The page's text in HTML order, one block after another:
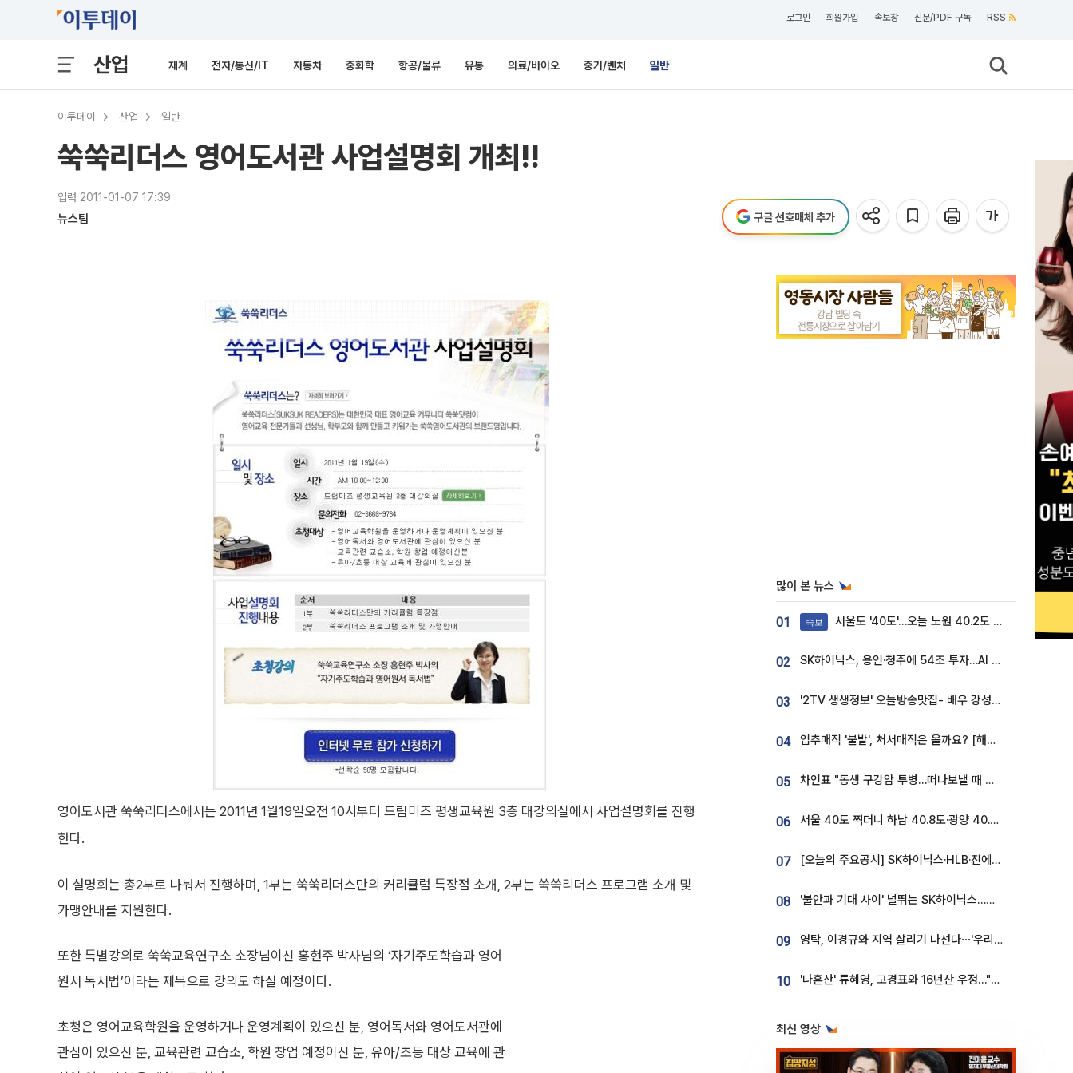
로그인 회원가입 속보창 신문/PDF 구독 RSS
산업 재계 전자/통신/IT 자동차 중화학 항공/물류 유통 의료/바이오 중기/벤처 일반
이투데이 산업 일반
쑥쑥리더스 영어도서관 사업설명회 개최!!
입력 2011-01-07 17:39
뉴스팀 구글 선호매체 추가
영어도서관 쑥쑥리더스에서는 2011년 1월19일오전 10시부터 드림미즈 평생교육원 3층 대강의실에서 사업설명회를 진행
한다.
이 설명회는 총2부로 나눠서 진행하며, 1부는 쑥쑥리더스만의 커리큘럼 특장점 소개, 2부는 쑥쑥리더스 프로그램 소개 및
가맹안내를 지원한다.
또한 특별강의로 쑥쑥교육연구소 소장님이신 홍현주 박사님의 ‘자기주도학습과 영어
원서 독서법’이라는 제목으로 강의도 하실 예정이다.
초청은 영어교육학원을 운영하거나 운영계획이 있으신 분, 영어독서와 영어도서관에
관심이 있으신 분, 교육관련 교습소, 학원 창업 예정이신 분, 유아/초등 대상 교육에 관
많이 본 뉴스
01 속보 서울도 '40도'…오늘 노원 40.2도 기록
02 SK하이닉스, 용인·청주에 54조 투자…AI 메모리 생산기지 키운다
03 '2TV 생생정보' 오늘방송맛집- 배우 강성진 단골! 쌀국수ㆍ푸팟퐁 커리 맛집 '블○○○'
04 입추매직 '불발', 처서매직은 올까요? [해시태그]
05 차인표 "동생 구강암 투병…떠나보낼 때 가장 힘들었다”
06 서울 40도 찍더니 하남 40.8도·광양 40.2도…전국 '펄펄'
07 [오늘의 주요공시] SK하이닉스·HLB·진에어·포스코홀딩스·네이버·대우건설 등
08 '불안과 기대 사이' 널뛰는 SK하이닉스…증권가 "HBM4·LTA 기반 펀터멘털 견고"
09 영탁, 이경규와 지역 살리기 나선다⋯'우리동네 전성시대' 8일 첫방
10 '나혼산' 류혜영, 고경표와 16년산 우정…"자취방서 부모님과 마주쳐"
최신 영상